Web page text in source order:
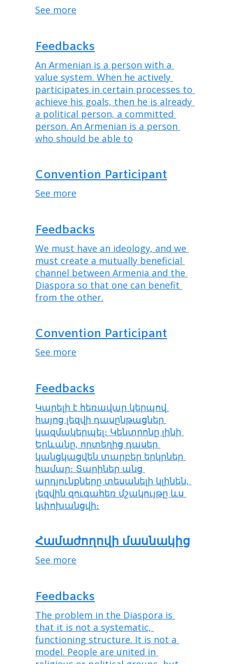
See more
Feedbacks
An Armenian is a person with a
value system. When he actively
participates in certain processes to
achieve his goals, then he is already
a political person, a committed
person. An Armenian is a person
who should be able to
Convention Participant
See more
Feedbacks
We must have an ideology, and we
must create a mutually beneficial
channel between Armenia and the
Diaspora so that one can benefit
from the other.
Convention Participant
See more
Feedbacks
Կարելի է հեռավար կերպով
հայոց լեզվի դասընթացներ
կազմակերպել։ Կենտրոնը լինի
Երևանը, որտեղից դասեր
կանցկացվեն տարբեր երկրներ
համար։ Տարիներ անց
արդյունքները տեսանելի կլինեն,
լեզվին զուգահեռ մշակույթը ևս
կփոխանցվի։
Համաժողովի մասնակից
See more
Feedbacks
The problem in the Diaspora is
that it is not a systematic,
functioning structure. It is not a
model. People are united in